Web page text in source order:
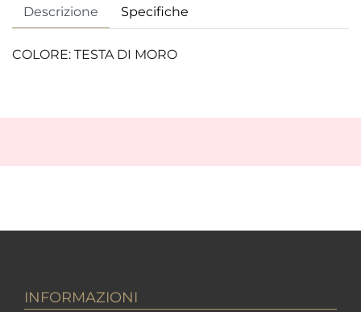
Descrizione Specifiche
COLORE: TESTA DI MORO
INFORMAZIONI